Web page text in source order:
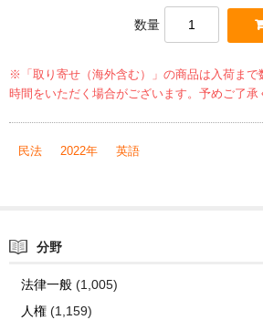
数量
※「取り寄せ（海外含む）」の商品は入荷まで
時間をいただく場合がございます。予めご了承
民法 2022年 英語
分野
法律一般(1,005)
人権(1,159)